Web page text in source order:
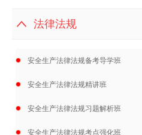
法律法规
安全生产法律法规备考导学班
安全生产法律法规精讲班
安全生产法律法规习题解析班
安全生产法律法规考点强化班